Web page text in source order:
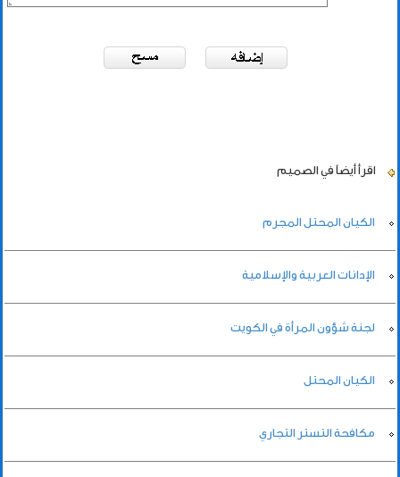
اقرأ أيضاً في الصميم
الكيان المحتل المجرم
الإدانات العربية والإسلامية
لجنة شؤون المرأة في الكويت
الكيان المحتل
مكافحة التستر التجاري